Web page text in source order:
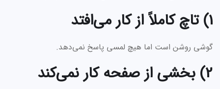
1) تاچ کاملاً از کار می‌افتد
گوشی روشن است اما هیچ لمسی پاسخ نمی‌دهد.
2) بخشی از صفحه کار نمی‌کند